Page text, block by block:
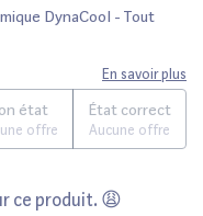
DynaCool - Tout
Fermeture système
En savoir plus
état
offre
État correct
Aucune offre
ce produit. 😩